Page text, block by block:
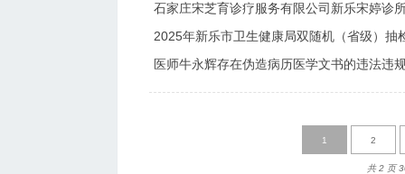
石家庄宋芝育诊疗服务有限公司新乐宋婷诊
2025年新乐市卫生健康局双随机（省级）抽
医师牛永辉存在伪造病历医学文书的违法违
1 2
共 2 页